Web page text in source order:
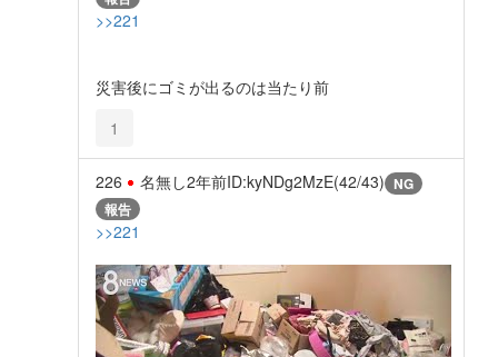
>>221
災害後にゴミが出るのは当たり前
1
226 名無し2年前ID:kyNDg2MzE(42/43) NG
報告
>>221